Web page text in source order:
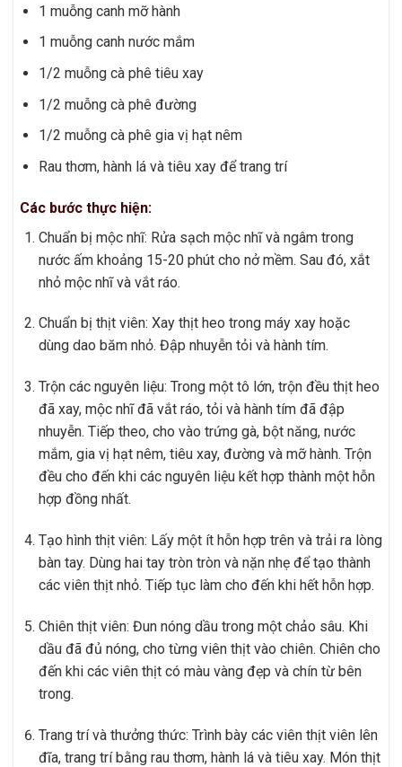
1 muỗng canh mỡ hành
1 muỗng canh nước mắm
1/2 muỗng cà phê tiêu xay
1/2 muỗng cà phê đường
1/2 muỗng cà phê gia vị hạt nêm
Rau thơm, hành lá và tiêu xay để trang trí
Các bước thực hiện:
Chuẩn bị mộc nhĩ: Rửa sạch mộc nhĩ và ngâm trong
nước ấm khoảng 15-20 phút cho nở mềm. Sau đó, xắt
nhỏ mộc nhĩ và vắt ráo.
Chuẩn bị thịt viên: Xay thịt heo trong máy xay hoặc
dùng dao băm nhỏ. Đập nhuyễn tỏi và hành tím.
Trộn các nguyên liệu: Trong một tô lớn, trộn đều thịt heo
đã xay, mộc nhĩ đã vắt ráo, tỏi và hành tím đã đập
nhuyễn. Tiếp theo, cho vào trứng gà, bột năng, nước
mắm, gia vị hạt nêm, tiêu xay, đường và mỡ hành. Trộn
đều cho đến khi các nguyên liệu kết hợp thành một hỗn
hợp đồng nhất.
Tạo hình thịt viên: Lấy một ít hỗn hợp trên và trải ra lòng
bàn tay. Dùng hai tay tròn tròn và nặn nhẹ để tạo thành
các viên thịt nhỏ. Tiếp tục làm cho đến khi hết hỗn hợp.
Chiên thịt viên: Đun nóng dầu trong một chảo sâu. Khi
dầu đã đủ nóng, cho từng viên thịt vào chiên. Chiên cho
đến khi các viên thịt có màu vàng đẹp và chín từ bên
trong.
Trang trí và thưởng thức: Trình bày các viên thịt viên lên
đĩa, trang trí bằng rau thơm, hành lá và tiêu xay. Món thịt